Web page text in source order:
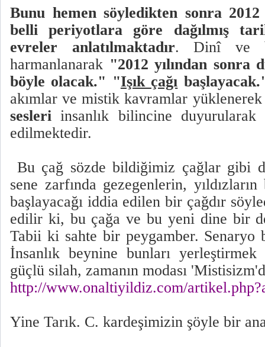
Bunu hemen söyledikten sonra 2012
belli periyotlara göre dağılmış
evreler anlatılmaktadır. Dinî ve
harmanlanarak "2012 yılından sonra
böyle olacak." "Işık çağı
akımlar ve mistik kavramlar
sesleri insanlık bilincine duyurularak
edilmektedir.
Bu çağ sözde bildiğimiz çağlar gibi
sene zarfında gezegenlerin,
başlayacağı iddia edilen bir çağdır
edilir ki, bu çağa ve bu yeni dine bir
Tabii ki sahte bir peygamber. Senaryo
İnsanlık beynine bunları
güçlü silah, zamanın modası
http://www.onaltiyildiz.com/
Yine Tarık. C. kardeşimizin şöyle bir